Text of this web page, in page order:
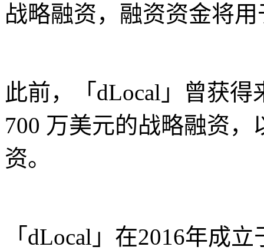
战略融资，融资资金将
此前，「dLocal」曾获得
700 万美元的战略融资，
资。
「dLocal」在2016年成